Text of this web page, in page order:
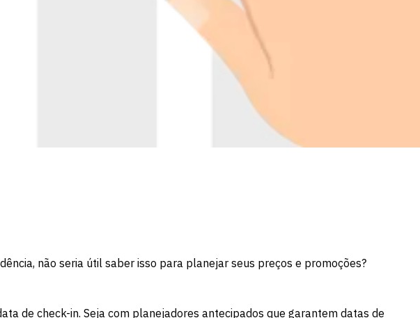
não seria útil saber isso para planejar seus preços e promoções?
de check-in. Seja com planejadores antecipados que garantem datas de